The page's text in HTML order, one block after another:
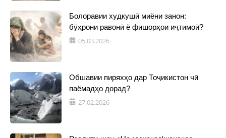
Болоравии худкушӣ миёни занон:
бӯҳрони равонӣ ё фишорҳои иҷтимоӣ?
05.03.2026
Обшавии пиряхҳо дар Тоҷикистон чӣ
паёмадҳо дорад?
27.02.2026